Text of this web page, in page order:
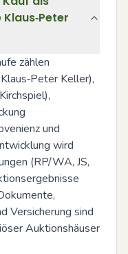
zählen
Keller),
und
wird
(RP/WA, JS,
Versicherung sind
Auktionshäuser